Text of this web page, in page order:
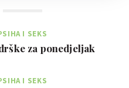
I SEKS
za ponedjeljak
I SEKS